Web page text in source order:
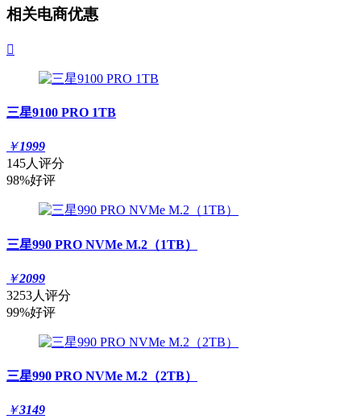
相关电商优惠

三星9100 PRO 1TB
￥1999
145人评分
98%好评
三星990 PRO NVMe M.2（1TB）
￥2099
3253人评分
99%好评
三星990 PRO NVMe M.2（2TB）
￥3149